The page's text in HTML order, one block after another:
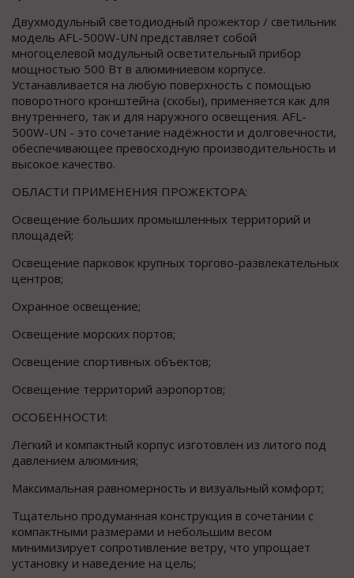
Двухмодульный светодиодный прожектор / светильник
модель AFL-500W-UN представляет собой
многоцелевой модульный осветительный прибор
мощностью 500 Вт в алюминиевом корпусе.
Устанавливается на любую поверхность с помощью
поворотного кронштейна (скобы), применяется как для
внутреннего, так и для наружного освещения. AFL-
500W-UN - это сочетание надёжности и долговечности,
обеспечивающее превосходную производительность и
высокое качество.
ОБЛАСТИ ПРИМЕНЕНИЯ ПРОЖЕКТОРА:
Освещение больших промышленных территорий и
площадей;
Освещение парковок крупных торгово-развлекательных
центров;
Охранное освещение;
Освещение морских портов;
Освещение спортивных объектов;
Освещение территорий аэропортов;
ОСОБЕННОСТИ:
Лёгкий и компактный корпус изготовлен из литого под
давлением алюминия;
Максимальная равномерность и визуальный комфорт;
Тщательно продуманная конструкция в сочетании с
компактными размерами и небольшим весом
минимизирует сопротивление ветру, что упрощает
установку и наведение на цель;